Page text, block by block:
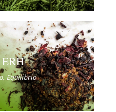
Equilibrio